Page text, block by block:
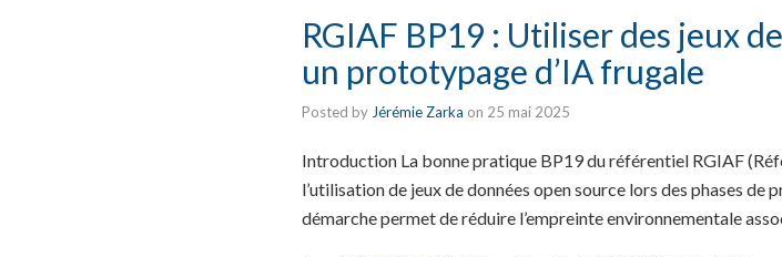
RGIAF BP19 : Utiliser des jeux
un prototypage d’IA frugale
Posted by Jérémie Zarka on 25 mai 2025
Introduction La bonne pratique BP19 du référentiel RGIAF
l’utilisation de jeux de données open source lors des phases
démarche permet de réduire l’empreinte environnementale